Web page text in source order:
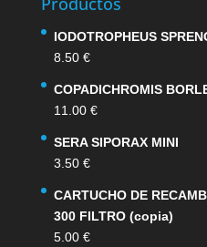
IODOTROPHEUS
8.50 €
COPADICHROMIS
11.00 €
SERA SIPORAX MINI
3.50 €
CARTUCHO DE
300 FILTRO (copia)
5.00 €